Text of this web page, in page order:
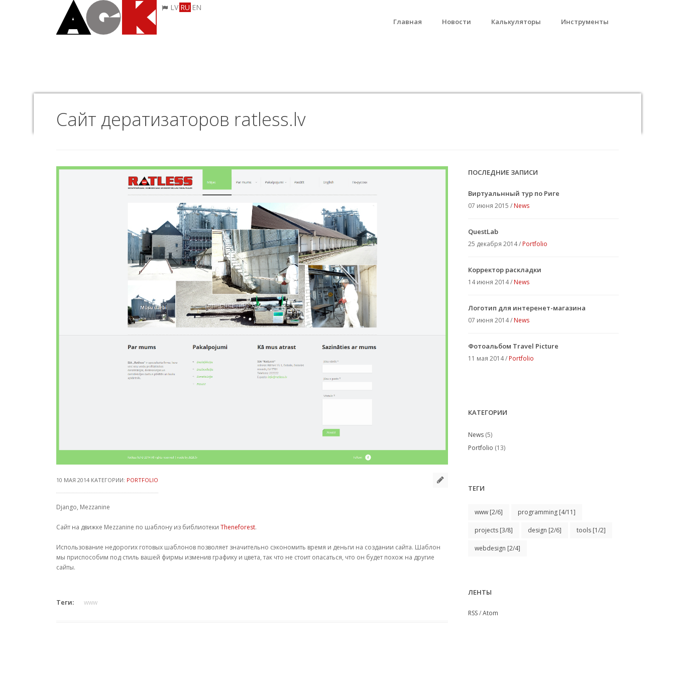
LV RU EN
Главная Новости Калькуляторы Инструменты
Сайт дератизаторов ratless.lv
10 МАЯ 2014 КАТЕГОРИИ: PORTFOLIO
Django, Mezzanine
Сайт на движке Mezzanine по шаблону из библиотеки Theneforest.
Использование недорогих готовых шаблонов позволяет значительно сэкономить время и деньги на создании сайта. Шаблон
мы приспособим под стиль вашей фирмы изменив графику и цвета, так что не стоит опасаться, что он будет похож на другие
сайты.
Теги: www
ПОСЛЕДНИЕ ЗАПИСИ
Виртуальнный тур по Риге
07 июня 2015 / News
QuestLab
25 декабря 2014 / Portfolio
Корректор раскладки
14 июня 2014 / News
Логотип для интеренет-магазина
07 июня 2014 / News
Фотоальбом Travel Picture
11 мая 2014 / Portfolio
КАТЕГОРИИ
News (5)
Portfolio (13)
ТЕГИ
www [2/6] programming [4/11]
projects [3/8] design [2/6] tools [1/2]
webdesign [2/4]
ЛЕНТЫ
RSS/Atom